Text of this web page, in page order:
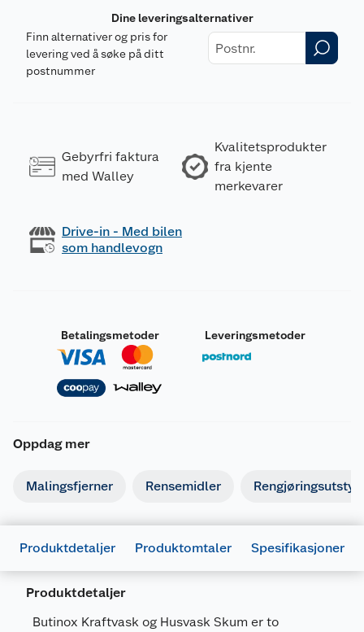
Dine leveringsalternativer
Finn alternativer og pris for
levering ved å søke på ditt
postnummer
Gebyrfri faktura
med Walley
Kvalitetsprodukter
fra kjente
merkevarer
Drive-in - Med bilen
som handlevogn
Betalingsmetoder Leveringsmetoder
Oppdag mer
Malingsfjerner Rensemidler Rengjøringsutstyr
Produktdetaljer Produktomtaler Spesifikasjoner
Produktdetaljer
Butinox Kraftvask og Husvask Skum er to